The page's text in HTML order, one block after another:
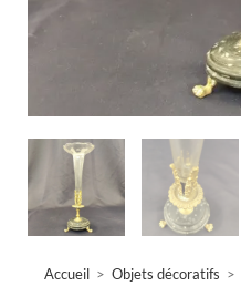
Accueil > Objets décoratifs >